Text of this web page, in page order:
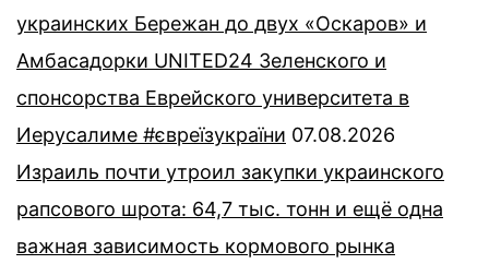
украинских Бережан до двух «Оскаров» и
Амбасадорки UNITED24 Зеленского и
спонсорства Еврейского университета в
Иерусалиме #євреїзукраїни 07.08.2026
Израиль почти утроил закупки украинского
рапсового шрота: 64,7 тыс. тонн и ещё одна
важная зависимость кормового рынка